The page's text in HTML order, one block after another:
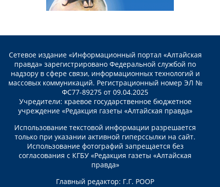
Сетевое издание «Информационный портал «Алтайская
правда» зарегистрировано Федеральной службой по
надзору в сфере связи, информационных технологий и
массовых коммуникаций. Регистрационный номер ЭЛ №
ФС77-89275 от 09.04.2025
Учредители: краевое государственное бюджетное
учреждение «Редакция газеты «Алтайская правда»
Использование текстовой информации разрешается
только при указании активной гиперссылки на сайт.
Использование фотографий запрещается без
согласования с КГБУ «Редакция газеты «Алтайская
правда»
Главный редактор: Г.Г. РООР